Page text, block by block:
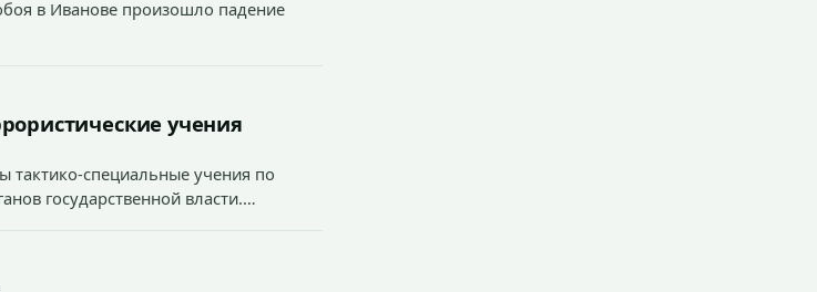
в Иванове произошло падение
учения
тактико-специальные учения по
государственной власти.